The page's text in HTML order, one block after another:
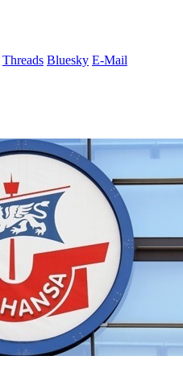
Threads Bluesky E-Mail